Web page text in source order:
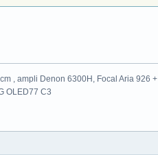
, ampli Denon 6300H, Focal Aria 926 +
OLED77 C3